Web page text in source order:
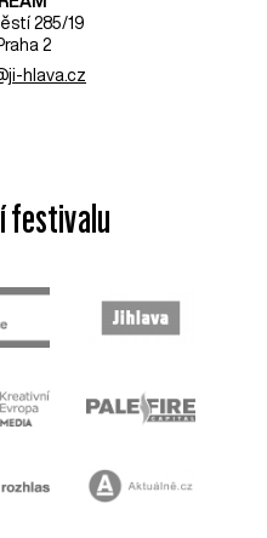
285/19
2
hlava.cz
festivalu